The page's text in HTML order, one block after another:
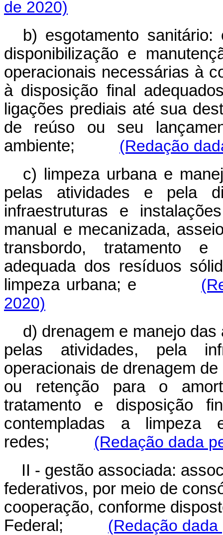
de 2020)
b) esgotamento
disponibilização e
operacionais necessárias à
à disposição final
ligações prediais até sua
de reúso ou seu
ambiente;
(Redação
c) limpeza urbana e
pelas atividades e pela
infraestruturas e
manual e mecanizada,
transbordo, tratamento e
adequada dos resíduos
limpeza urbana; e
2020)
d) drenagem e manejo
pelas atividades, pela
operacionais de drenagem
ou retenção para o
tratamento e disposição
contempladas a limpeza
redes;
(Redação dada
II - gestão associada:
federativos, por meio de
cooperação, conforme
Federal;
(Redação